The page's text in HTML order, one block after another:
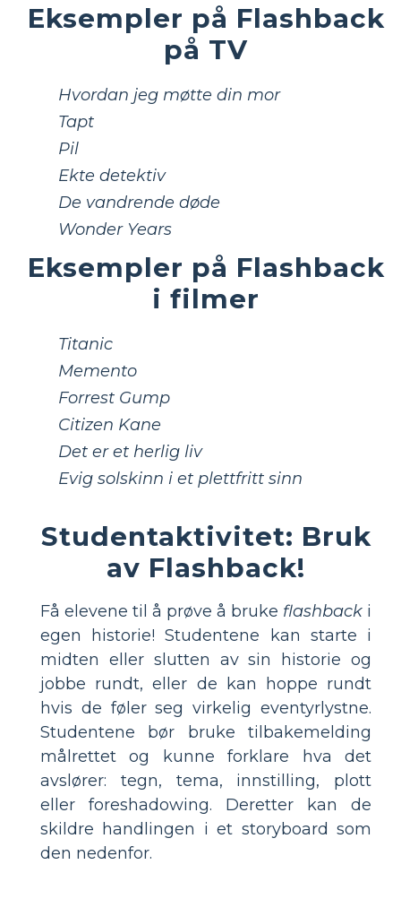
Eksempler på Flashback
på TV
Hvordan jeg møtte din mor
Tapt
Pil
Ekte detektiv
De vandrende døde
Wonder Years
Eksempler på Flashback
i filmer
Titanic
Memento
Forrest Gump
Citizen Kane
Det er et herlig liv
Evig solskinn i et plettfritt sinn
Studentaktivitet: Bruk
av Flashback!
Få elevene til å prøve å bruke flashback i
egen historie! Studentene kan starte i
midten eller slutten av sin historie og
jobbe rundt, eller de kan hoppe rundt
hvis de føler seg virkelig eventyrlystne.
Studentene bør bruke tilbakemelding
målrettet og kunne forklare hva det
avslører: tegn, tema, innstilling, plott
eller foreshadowing. Deretter kan de
skildre handlingen i et storyboard som
den nedenfor.